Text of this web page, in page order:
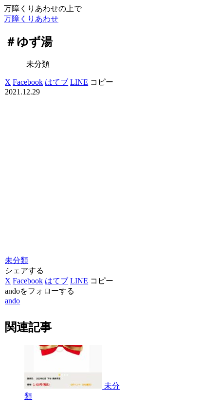
万障くりあわせの上で
万障くりあわせ
＃ゆず湯
未分類
X Facebook はてブ LINE コピー
2021.12.29
未分類
シェアする
X Facebook はてブ LINE コピー
andoをフォローする
ando
関連記事
未分
類